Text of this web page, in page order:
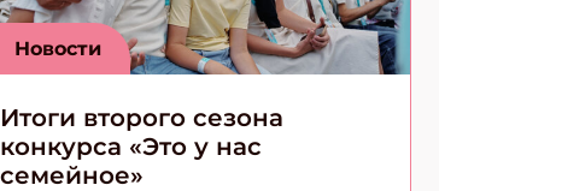
Новости
Итоги второго сезона
конкурса «Это у нас
семейное»